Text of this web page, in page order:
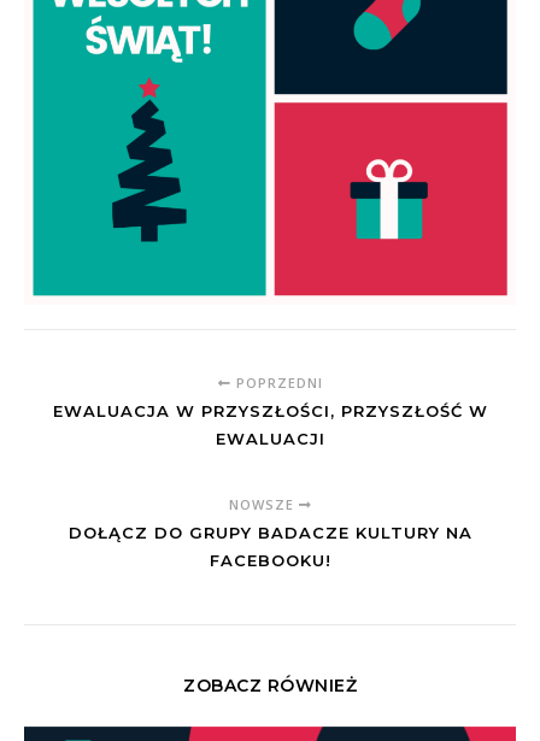
POPRZEDNI
EWALUACJA W PRZYSZŁOŚCI, PRZYSZŁOŚĆ W
EWALUACJI
NOWSZE
DOŁĄCZ DO GRUPY BADACZE KULTURY NA
FACEBOOKU!
ZOBACZ RÓWNIEŻ